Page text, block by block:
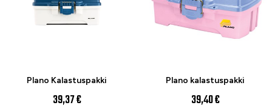
Plano Kalastuspakki
39,37 €
Plano kalastuspakki
39,40 €